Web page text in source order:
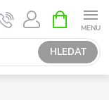
HLEDAT
NÁKUPNÍ
KOŠÍK